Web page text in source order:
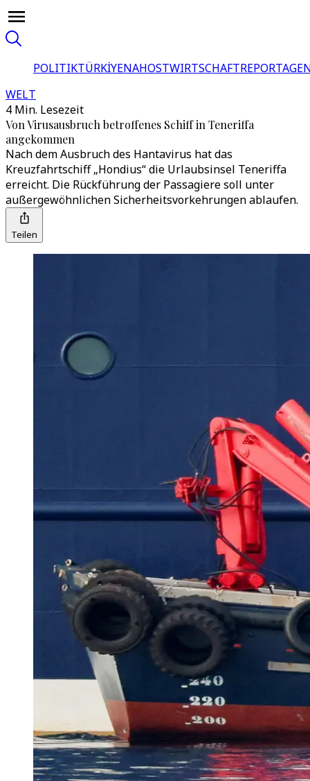
POLITIKTÜRKİYENAHOSTWIRTSCHAFT
WELT
4 Min. Lesezeit
Von Virusausbruch betroffenes Schiff in Teneriffa
angekommen
Nach dem Ausbruch des Hantavirus hat das
Kreuzfahrtschiff „Hondius“ die Urlaubsinsel Teneriffa
erreicht. Die Rückführung der Passagiere soll unter
außergewöhnlichen Sicherheitsvorkehrungen ablaufen.
Teilen